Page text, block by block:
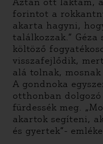
forintot a
akarta hagyni,
találkozzak.”
költöző
visszafejlődik,
alá tolnak,
A gondnoka
otthonban
fürdessék meg.
akartok segíteni,
és gyertek”-